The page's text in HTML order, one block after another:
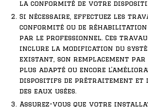
la conformité de votre dispositif
Si nécessaire, effectuez les
conformité ou de réhabilitation
par le professionnel. Ces
inclure la modification du
existant, son remplacement
plus adapté ou encore
dispositifs de prétraitement et
des eaux usées.
Assurez-vous que votre